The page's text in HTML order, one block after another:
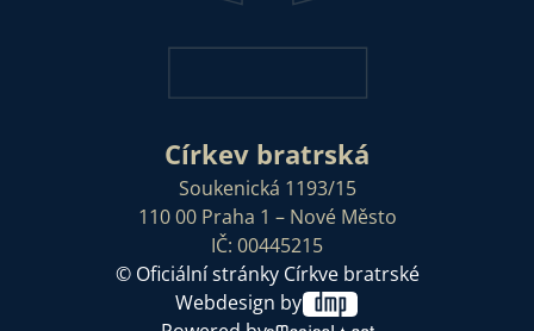
Církev bratrská
Soukenická 1193/15
110 00 Praha 1 – Nové Město
IČ: 00445215
© Oficiální stránky Církve bratrské
Webdesign by